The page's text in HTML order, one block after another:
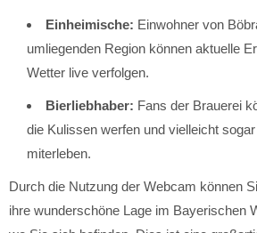
Einheimische: Einwohner von
umliegenden Region können aktuelle
Wetter live verfolgen.
Bierliebhaber: Fans der Brauerei
die Kulissen werfen und vielleicht
miterleben.
Durch die Nutzung der Webcam können
ihre wunderschöne Lage im Bayerischen